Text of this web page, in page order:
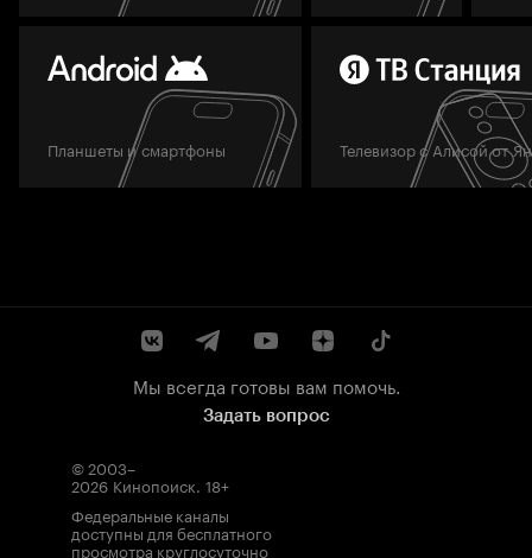
Планшеты и смартфоны Телевизор с Алисой от
Мы всегда готовы вам помочь.
Задать вопрос
© 2003–
2026 Кинопоиск. 18+
Федеральные каналы
доступны для бесплатного
просмотра круглосуточно